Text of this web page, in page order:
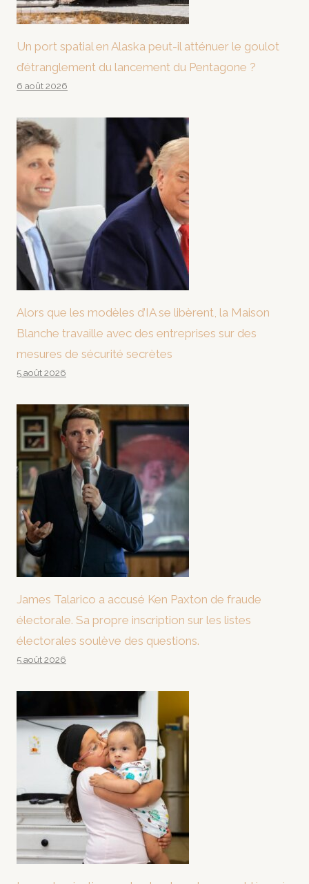
Un port spatial en Alaska peut-il atténuer le goulot
d’étranglement du lancement du Pentagone ?
6 août 2026
Alors que les modèles d’IA se libèrent, la Maison
Blanche travaille avec des entreprises sur des
mesures de sécurité secrètes
5 août 2026
James Talarico a accusé Ken Paxton de fraude
électorale. Sa propre inscription sur les listes
électorales soulève des questions.
5 août 2026